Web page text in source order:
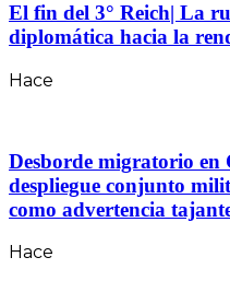
El fin del 3° Reich| La
diplomática hacia la
Hace
Desborde migratorio en
despliegue conjunto
como advertencia
Hace